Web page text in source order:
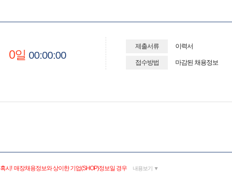
0일 00:00:00
제출서류 이력서
접수방법 마감된 채용정보
혹시! 매장채용정보와 상이한 기업(SHOP)정보일 경우 내용보기 ▼